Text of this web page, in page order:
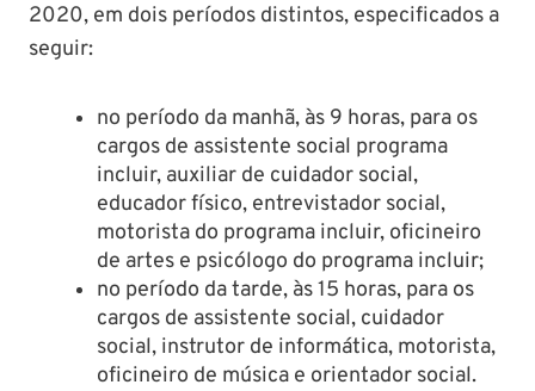
2020, em dois períodos distintos, especificados a
seguir:
no período da manhã, às 9 horas, para os
cargos de assistente social programa
incluir, auxiliar de cuidador social,
educador físico, entrevistador social,
motorista do programa incluir, oficineiro
de artes e psicólogo do programa incluir;
no período da tarde, às 15 horas, para os
cargos de assistente social, cuidador
social, instrutor de informática, motorista,
oficineiro de música e orientador social.